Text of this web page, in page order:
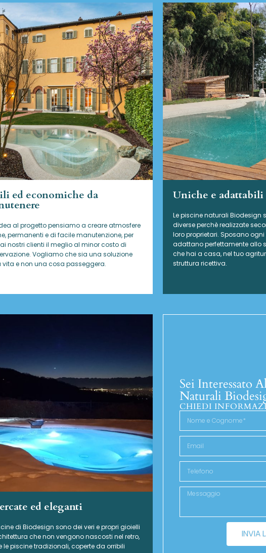
ed economiche da
al progetto pensiamo a creare atmosfere
permanenti e di facile manutenzione, per
nostri clienti il meglio al minor costo di
Vogliamo che sia una soluzione
vita e non una cosa passeggera.
Uniche e adattabili
Le piscine naturali Biodesign
diverse perchè realizzate
loro proprietari. Sposano ogni
adattano perfettamente allo
che hai a casa, nel tuo
struttura ricettiva.
ed eleganti
di Biodesign sono dei veri e propri gioielli
che non vengono nascosti nel retro,
le piscine tradizionali, coperte da orribili
Sei Interessato
Naturali
CHIEDI
INVIA